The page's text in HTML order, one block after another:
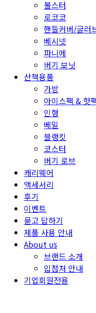
볼스터
로코코
핸들커버/글러
베시넷
파니에
버기 보닛
산책용품
가방
아이스팩 & 핫
인형
베일
블랭킷
코스터
버기 로브
캐리웨어
액세서리
후기
이벤트
묻고 답하기
제품 사용 안내
About us
브랜드 소개
입점처 안내
기업회원전용